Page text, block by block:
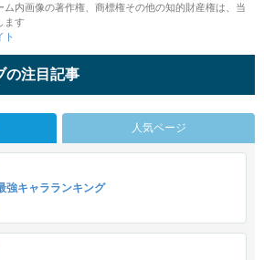
内画像の著作権、商標権その他の知的財産権は、当
ます
ト
の注目記事
人気ページ
強キャラランキング